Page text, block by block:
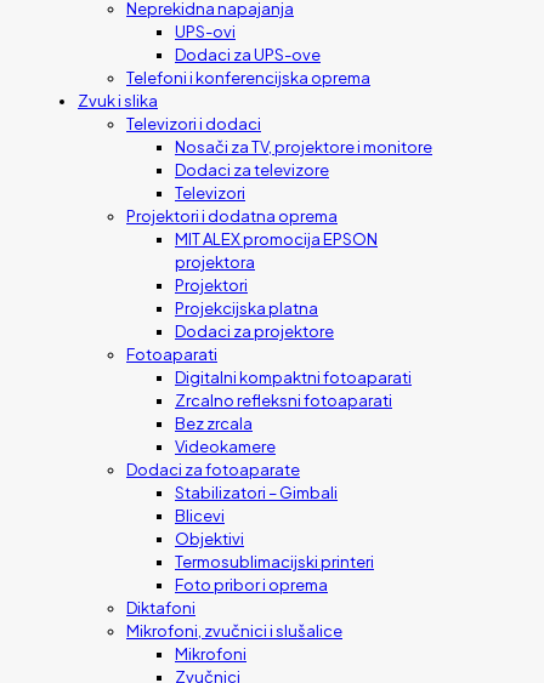
Neprekidna napajanja
UPS-ovi
Dodaci za UPS-ove
Telefoni i konferencijska oprema
Zvuk i slika
Televizori i dodaci
Nosači za TV, projektore i monitore
Dodaci za televizore
Televizori
Projektori i dodatna oprema
MIT ALEX promocija EPSON
projektora
Projektori
Projekcijska platna
Dodaci za projektore
Fotoaparati
Digitalni kompaktni fotoaparati
Zrcalno refleksni fotoaparati
Bez zrcala
Videokamere
Dodaci za fotoaparate
Stabilizatori – Gimbali
Blicevi
Objektivi
Termosublimacijski printeri
Foto pribor i oprema
Diktafoni
Mikrofoni, zvučnici i slušalice
Mikrofoni
Zvučnici